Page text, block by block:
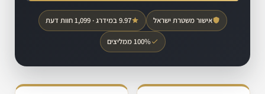
אישור משטרת ישראל 9.97 במידרג · 1,099 חוות דעת
100% ממליצים